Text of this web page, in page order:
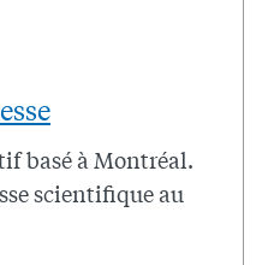
basé à Montréal.
scientifique au